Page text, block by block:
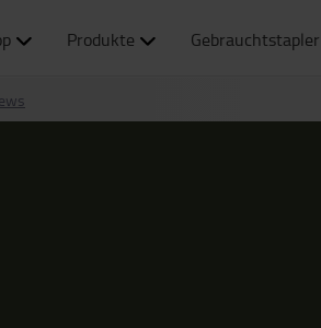
Produkte Gebrauchtstapler